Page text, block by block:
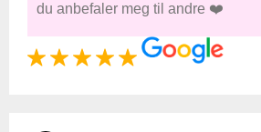
du anbefaler meg til andre ❤️